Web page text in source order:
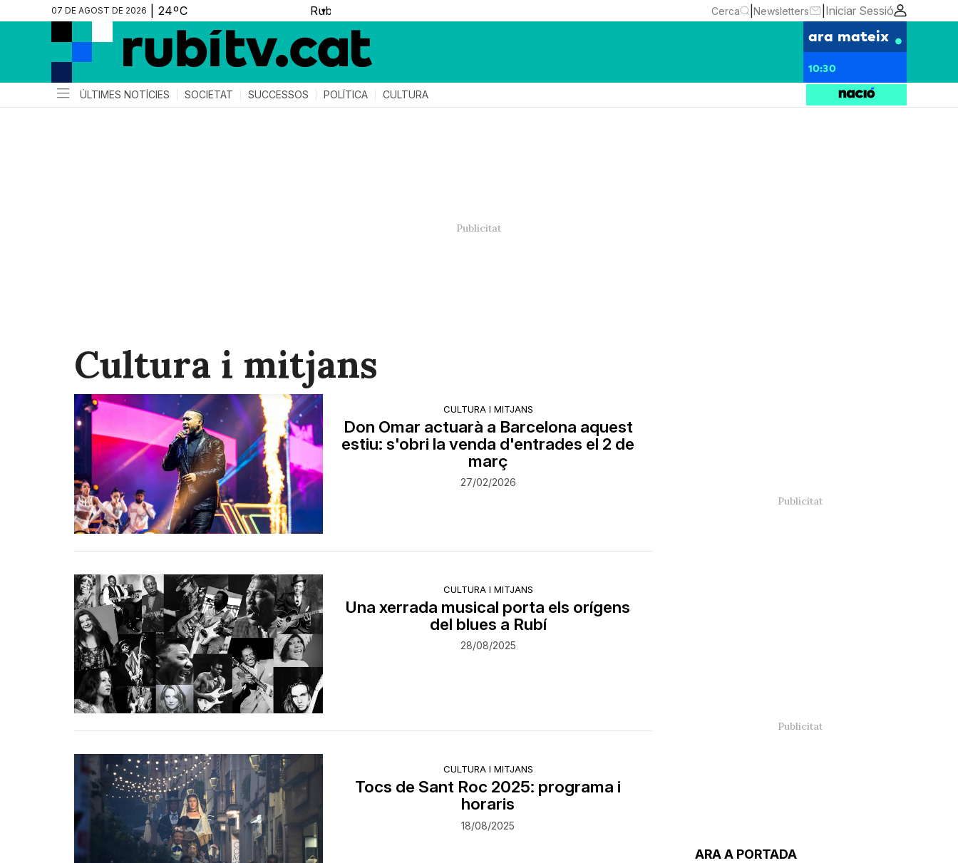
07 DE AGOST DE 2026 ▼ Cerca Newsletters Iniciar Sessió
ara mateix
10:30
ÚLTIMES NOTÍCIES SOCIETAT SUCCESSOS POLÍTICA CULTURA
Cultura i mitjans
CULTURA I MITJANS
Don Omar actuarà a Barcelona aquest
estiu: s'obri la venda d'entrades el 2 de
març
27/02/2026
CULTURA I MITJANS
Una xerrada musical porta els orígens
del blues a Rubí
28/08/2025
CULTURA I MITJANS
Tocs de Sant Roc 2025: programa i
horaris
18/08/2025
ARA A PORTADA